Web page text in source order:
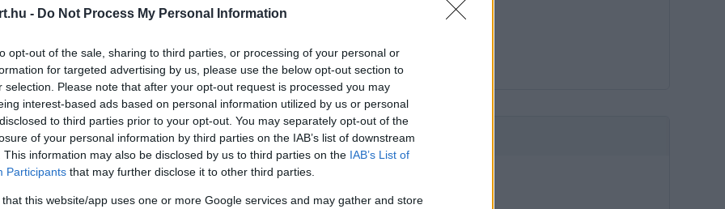
- Do Not Process My Personal Information
opt-out of the sale, sharing to third parties, or processing of your personal or
for targeted advertising by us, please use the below opt-out section to
selection. Please note that after your opt-out request is processed you may
interest-based ads based on personal information utilized by us or personal
to third parties prior to your opt-out. You may separately opt-out of the
of your personal information by third parties on the IAB’s list of downstream
This information may also be disclosed by us to third parties on the IAB’s List of
Participants that may further disclose it to other third parties.
that this website/app uses one or more Google services and may gather and store